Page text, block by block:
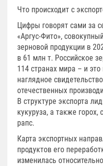
Что происходит с
Цифры говорят сами за
«Аргус-Фито»,
зерновой продукции в
в 61 млн т. Российское
114 странах мира – и это
наглядное
отечественных
В структуре экспорта
кукуруза, а также
рапс.
Карта экспортных
продуктов его
изменилась